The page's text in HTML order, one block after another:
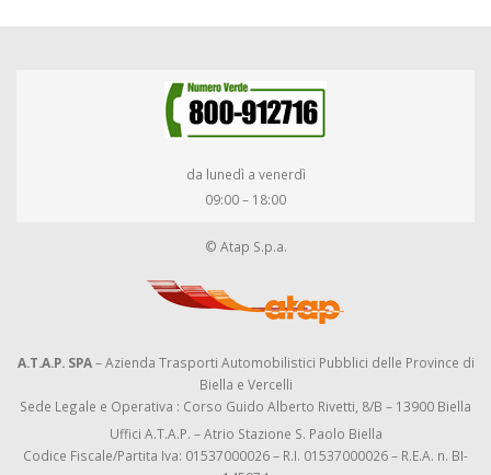
da lunedì a venerdì
09:00 – 18:00
© Atap S.p.a.
A.T.A.P. SPA– Azienda Trasporti Automobilistici Pubblici delle Province di
Biella e Vercelli
Sede Legale e Operativa : Corso Guido Alberto Rivetti, 8/B – 13900 Biella
Uffici A.T.A.P. – Atrio Stazione S. Paolo Biella
Codice Fiscale/Partita Iva: 01537000026 – R.I. 01537000026 – R.E.A. n. BI-